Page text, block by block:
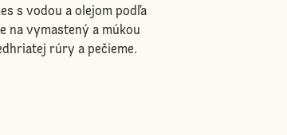
s vodou a olejom podľa
na vymastený a múkou
rúry a pečieme.